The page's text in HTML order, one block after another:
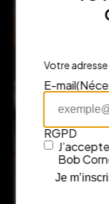
Votre
E-mail
RGPD
Bob
Je